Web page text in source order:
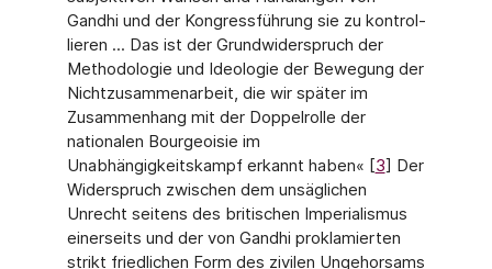
Gandhi und der Kongressführung sie zu kontrol­
lieren ... Das ist der Grundwiderspruch der
Methodologie und Ideologie der Bewegung der
Nichtzusammenarbeit, die wir später im
Zusammenhang mit der Doppelrolle der
nationa­len Bourgeoisie im
Unabhängigkeitskampf erkannt haben« [3] Der
Widerspruch zwischen dem unsäglichen
Unrecht seitens des britischen Imperialismus
einerseits und der von Gandhi proklamierten
strikt friedlichen Form des zivilen Ungehorsams